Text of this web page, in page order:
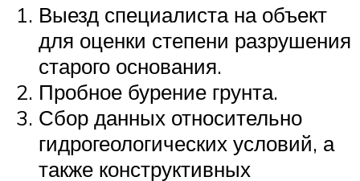
Выезд специалиста на объект
для оценки степени разрушения
старого основания.
Пробное бурение грунта.
Сбор данных относительно
гидрогеологических условий, а
также конструктивных